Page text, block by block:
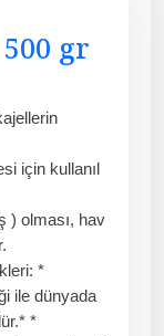
gr
için kullanıl
) olması, hav
*
ile dünyada
*